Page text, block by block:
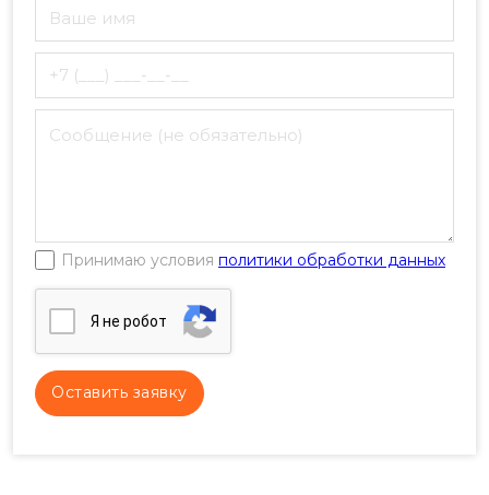
Принимаю условия политики обработки данных
Я нe poбoт